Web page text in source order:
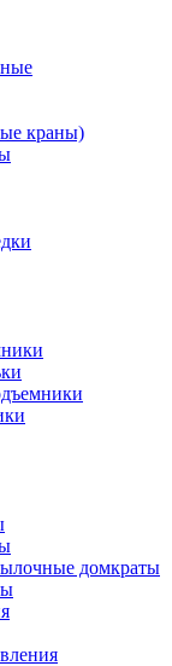
краны)
домкраты